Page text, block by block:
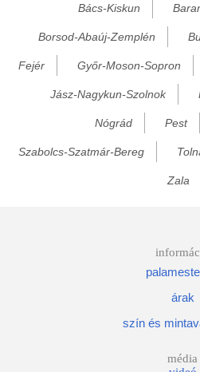
Gyomaendrőd
Gyügye
Gyula
Hunya
Kardos
Bács-Kiskun
Borsod-Abaúj-Zemplén
Fejér Győr-Moson-Sopron
Jász-Nagykun-Szolnok
Nógrád Pest
Szabolcs-Szatmár-Bereg
Zala
árak
szín és
média